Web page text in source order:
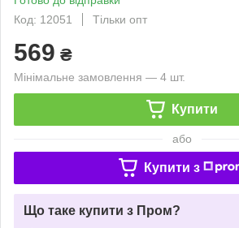
Код: 12051
Тільки опт
569 ₴
Мінімальне замовлення — 4 шт.
Купити
або
Купити з
Що таке купити з Пром?